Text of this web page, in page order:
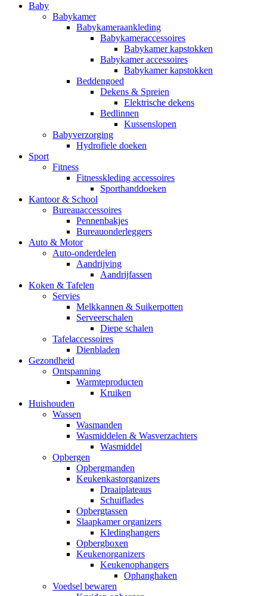
Baby
Babykamer
Babykameraankleding
Babykameraccessoires
Babykamer kapstokken
Babykamer accessoires
Babykamer kapstokken
Beddengoed
Dekens & Spreien
Elektrische dekens
Bedlinnen
Kussenslopen
Babyverzorging
Hydrofiele doeken
Sport
Fitness
Fitnesskleding accessoires
Sporthanddoeken
Kantoor & School
Bureauaccessoires
Pennenbakjes
Bureauonderleggers
Auto & Motor
Auto-onderdelen
Aandrijving
Aandrijfassen
Koken & Tafelen
Servies
Melkkannen & Suikerpotten
Serveerschalen
Diepe schalen
Tafelaccessoires
Dienbladen
Gezondheid
Ontspanning
Warmteproducten
Kruiken
Huishouden
Wassen
Wasmanden
Wasmiddelen & Wasverzachters
Wasmiddel
Opbergen
Opbergmanden
Keukenkastorganizers
Draaiplateaus
Schuiflades
Opbergtassen
Slaapkamer organizers
Kledinghangers
Opbergboxen
Keukenorganizers
Keukenophangers
Ophanghaken
Voedsel bewaren